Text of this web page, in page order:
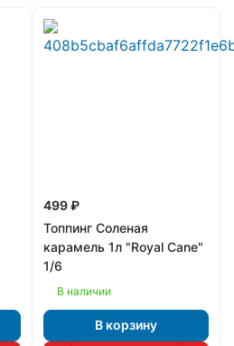
499 ₽
Топпинг Соленая
карамель 1л "Royal Cane"
1/6
В наличии
В корзину